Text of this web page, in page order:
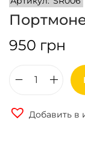
950 грн
л
Добавить в